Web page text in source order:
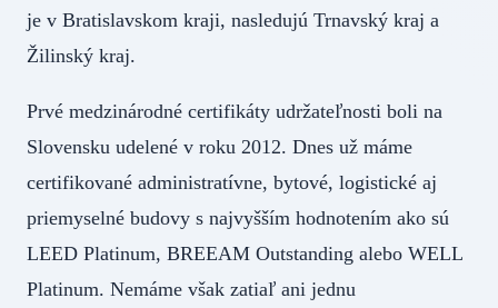
je v Bratislavskom kraji, nasledujú Trnavský kraj a
Žilinský kraj.
Prvé medzinárodné certifikáty udržateľnosti boli na
Slovensku udelené v roku 2012. Dnes už máme
certifikované administratívne, bytové, logistické aj
priemyselné budovy s najvyšším hodnotením ako sú
LEED Platinum, BREEAM Outstanding alebo WELL
Platinum. Nemáme však zatiaľ ani jednu